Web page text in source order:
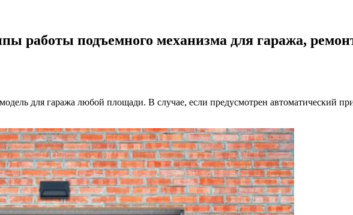
работы подъемного механизма для гаража,
для гаража любой площади. В случае, если предусмотрен автоматический